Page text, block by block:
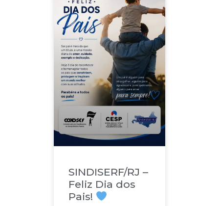
SINDISERF/RJ –
Feliz Dia dos
Pais!